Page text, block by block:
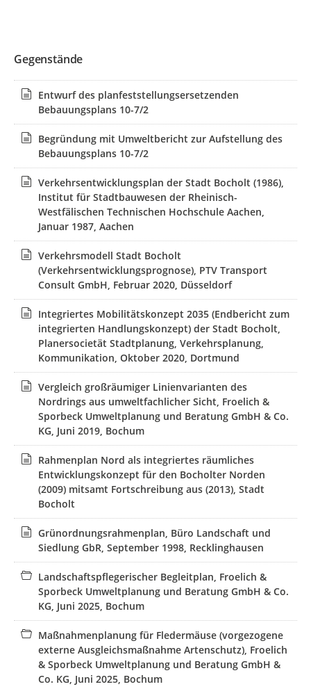
nördlich der Grundstücke Hemdener Weg
Up`m Höwel, unter Einbeziehung von
Teilbereichen aus den Bebauungsplänen
10-6, 10-3 und NO 32
Der Bebauungsplan 10-7/2 ist ursprünglich als
Bebauungsplan 10-7 eingeleitet worden. Die Erkenntnisse
aus den bisherigen Verfahrensschritten zeigten, dass im
weiteren Verfahren verschiedenste Aspekte in
unterschiedlicher inhaltlicher und zeitlicher Intensität
näher zu betrachten sind. Im Zuge der Vorbereitung der
nächsten Verfahrensschritte sowie der nachlaufenden
Ausführungsplanungen ist es als zielführend erachtet
worden, die Bauleitplanung hinsichtlich der
Verbindungsspange zwischen dem Hemdener Weg und der
Adenauerallee in zwei Bebauungspläne aufzuteilen. In
diesem Zuge ist für den Kreisverkehr Hemdener Weg ein
eigenständiger Bebauungsplan 10-7/1 aufgestellt worden.
Der verbleibende o. g. Teilbereich der Verbindungspange
erhielt die Bezeichnung 10–7/2.
Der Ausschuss für Planung, Bau und Verkehr beschloss am
05.02.2025 in Kenntnis der Begründung die
Veröffentlichung im Internet und zusätzlich die öffentliche
Auslegung gemäß § 3 Abs. 2 Baugesetzbuch (BauGB) und
die Beteiligung der Behörden und der sonstigen Träger
öffentlicher Belange gemäß § 4 Abs. 2 BauGB im Rahmen
der Aufstellung des Bebauungsplanes 10-7/2 für den
Bereich des geplanten Nordrings zwischen dem Hemdener
Weg im Westen und der Adenauerallee im Osten, südlich
der Grundstücke Paul-Henri-Spaak-Weg 1-19 (ungerade
Hausnummern), Jean-Monnet-Ring 2-36 (gerade
Hausnummern) und Winterswijker Straße 5 und 7 sowie
nördlich der Grundstücke Hemdener Weg 118,
Adenauerallee 99 und der Straße Up`m Höwel, unter
Einbeziehung von Teilbereichen aus den Bebauungsplänen
10-6, 10-3 und NO 32, einschließlich
vorgezogener externer Ausgleichsmaßnahmen für die
Eingriffe in den Artenschutz
externer Kompensationsmaßnahmen für die Eingriffe in
Natur und Landschaft
der Ersatzaufforstungsmaßnahme für den Eingriff in
Gegenstände
Entwurf des planfeststellungsersetzenden
Bebauungsplans 10-7/2
Begründung mit Umweltbericht zur Aufstellung des
Bebauungsplans 10-7/2
Verkehrsentwicklungsplan der Stadt Bocholt (1986),
Institut für Stadtbauwesen der Rheinisch-
Westfälischen Technischen Hochschule Aachen,
Januar 1987, Aachen
Verkehrsmodell Stadt Bocholt
(Verkehrsentwicklungsprognose), PTV Transport
Consult GmbH, Februar 2020, Düsseldorf
Integriertes Mobilitätskonzept 2035 (Endbericht zum
integrierten Handlungskonzept) der Stadt Bocholt,
Planersocietät Stadtplanung, Verkehrsplanung,
Kommunikation, Oktober 2020, Dortmund
Vergleich großräumiger Linienvarianten des
Nordrings aus umweltfachlicher Sicht, Froelich &
Sporbeck Umweltplanung und Beratung GmbH & Co.
KG, Juni 2019, Bochum
Rahmenplan Nord als integriertes räumliches
Entwicklungskonzept für den Bocholter Norden
(2009) mitsamt Fortschreibung aus (2013), Stadt
Bocholt
Grünordnungsrahmenplan, Büro Landschaft und
Siedlung GbR, September 1998, Recklinghausen
Landschaftspflegerischer Begleitplan, Froelich &
Sporbeck Umweltplanung und Beratung GmbH & Co.
KG, Juni 2025, Bochum
Maßnahmenplanung für Fledermäuse (vorgezogene
externe Ausgleichsmaßnahme Artenschutz), Froelich
& Sporbeck Umweltplanung und Beratung GmbH &
Co. KG, Juni 2025, Bochum